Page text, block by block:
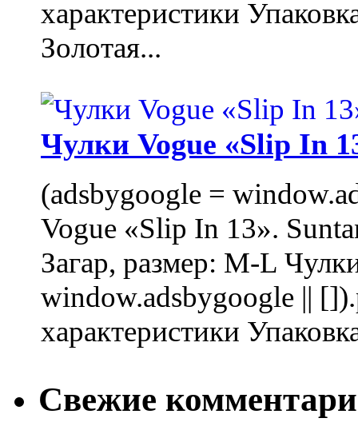
характеристики
Золотая...
Чулки Vogue «Slip In
(adsbygoogle =
Vogue «Slip In 13».
Загар, размер: M-L
window.adsbygoogle ||
характеристики
Свежие